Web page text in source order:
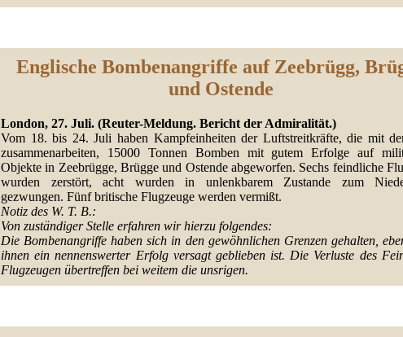
Englische Bombenangriffe auf Zeebrügg,
und Ostende
London, 27. Juli. (Reuter-Meldung. Bericht der Admiralität.)
Vom 18. bis 24. Juli haben Kampfeinheiten der Luftstreitkräfte, die mit
zusammenarbeiten, 15000 Tonnen Bomben mit gutem Erfolge auf
Objekte in Zeebrügge, Brügge und Ostende abgeworfen. Sechs feindliche
wurden zerstört, acht wurden in unlenkbarem Zustande zum
gezwungen. Fünf britische Flugzeuge werden vermißt.
Notiz des W. T. B.:
Von zuständiger Stelle erfahren wir hierzu folgendes:
Die Bombenangriffe haben sich in den gewöhnlichen Grenzen gehalten,
ihnen ein nennenswerter Erfolg versagt geblieben ist. Die Verluste des
Flugzeugen übertreffen bei weitem die unsrigen.